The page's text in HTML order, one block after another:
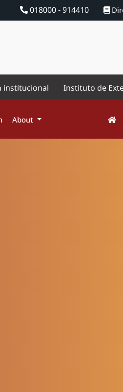
018000 - 914410
institucional Instituto de
About